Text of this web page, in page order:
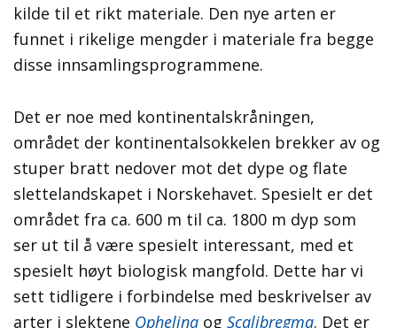
kilde til et rikt materiale. Den nye arten er
funnet i rikelige mengder i materiale fra begge
disse innsamlingsprogrammene.
Det er noe med kontinentalskråningen,
området der kontinentalsokkelen brekker av og
stuper bratt nedover mot det dype og flate
slettelandskapet i Norskehavet. Spesielt er det
området fra ca. 600 m til ca. 1800 m dyp som
ser ut til å være spesielt interessant, med et
spesielt høyt biologisk mangfold. Dette har vi
sett tidligere i forbindelse med beskrivelser av
arter i slektene Ophelina og Scalibregma. Det er